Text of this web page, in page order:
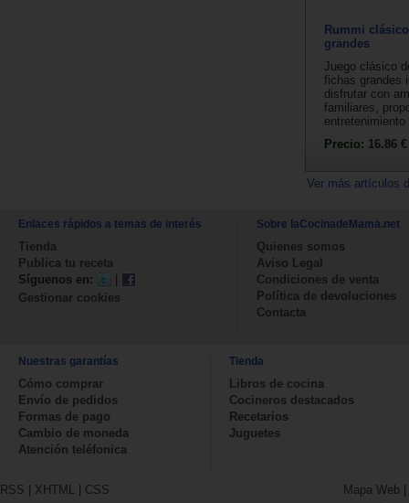
Rummi
grandes
Juego clásico
fichas grandes
disfrutar con
familiares,
Precio: 16.86 €
Ver más artículos
Enlaces rápidos a temas de interés
Tienda
Publica tu receta
Síguenos en:
|
Gestionar cookies
Sobre laCocinadeMama.net
Quienes somos
Aviso Legal
Condiciones de venta
Política de devoluciones
Contacta
Nuestras garantías
Cómo comprar
Envío de pedidos
Formas de pago
Cambio de moneda
Atención teléfonica
Tienda
Libros de cocina
Cocineros destacados
Recetarios
Juguetes
RSS | XHTML | CSS Mapa Web |